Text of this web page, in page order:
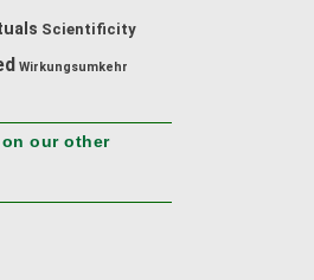
Scientificity
Wirkungsumkehr
our other